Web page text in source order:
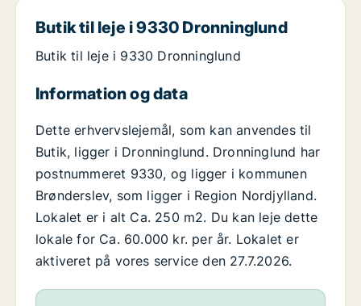
Butik til leje i 9330 Dronninglund
Butik til leje i 9330 Dronninglund
Information og data
Dette erhvervslejemål, som kan anvendes til
Butik, ligger i Dronninglund. Dronninglund har
postnummeret 9330, og ligger i kommunen
Brønderslev, som ligger i Region Nordjylland.
Lokalet er i alt Ca. 250 m2. Du kan leje dette
lokale for Ca. 60.000 kr. per år. Lokalet er
aktiveret på vores service den 27.7.2026.